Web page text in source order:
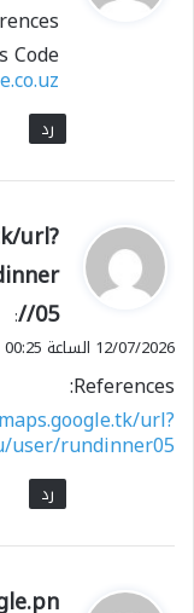
ل
Code
رد
ي
و
ل
url?
05//
:
12/07/2026 الساعة 00:25
References:
url?
rundinner05//
رد
ي